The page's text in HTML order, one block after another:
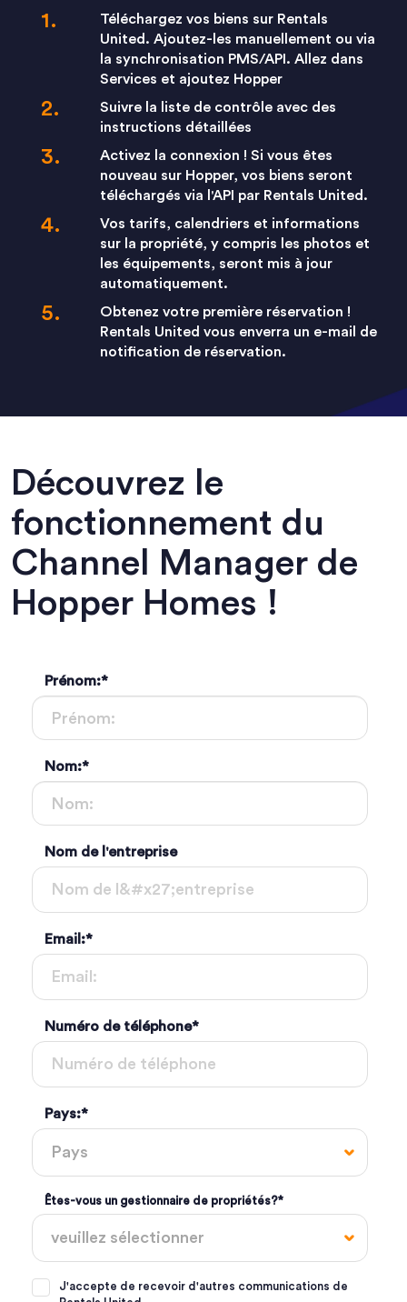
Téléchargez vos biens sur Rentals
United. Ajoutez-les manuellement ou via
la synchronisation PMS/API. Allez dans
Services et ajoutez Hopper
Suivre la liste de contrôle avec des
instructions détaillées
Activez la connexion ! Si vous êtes
nouveau sur Hopper, vos biens seront
téléchargés via l'API par Rentals United.
Vos tarifs, calendriers et informations
sur la propriété, y compris les photos et
les équipements, seront mis à jour
automatiquement.
Obtenez votre première réservation !
Rentals United vous enverra un e-mail de
notification de réservation.
Découvrez le
fonctionnement du
Channel Manager de
Hopper Homes !
Prénom:*
Nom:*
Nom de l'entreprise
Email:*
Numéro de téléphone*
Pays:*
Êtes-vous un gestionnaire de propriétés?*
J'accepte de recevoir d'autres communications de